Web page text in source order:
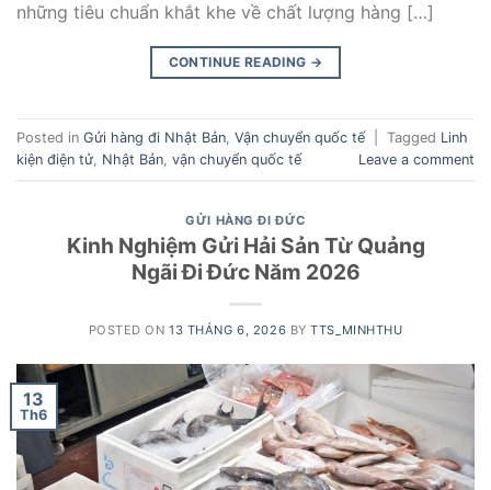
những tiêu chuẩn khắt khe về chất lượng hàng […]
CONTINUE READING →
Posted in Gửi hàng đi Nhật Bản Vận chuyển quốc tế Tagged Linh
kiện điện tử Nhật Bản vận chuyển quốc tế Leave a comment
GỬI HÀNG ĐI ĐỨC
Kinh Nghiệm Gửi Hải Sản Từ Quảng
Ngãi Đi Đức Năm 2026
POSTED ON13 THÁNG 6, 2026 BYTTS_MINHTHU
13
Th6